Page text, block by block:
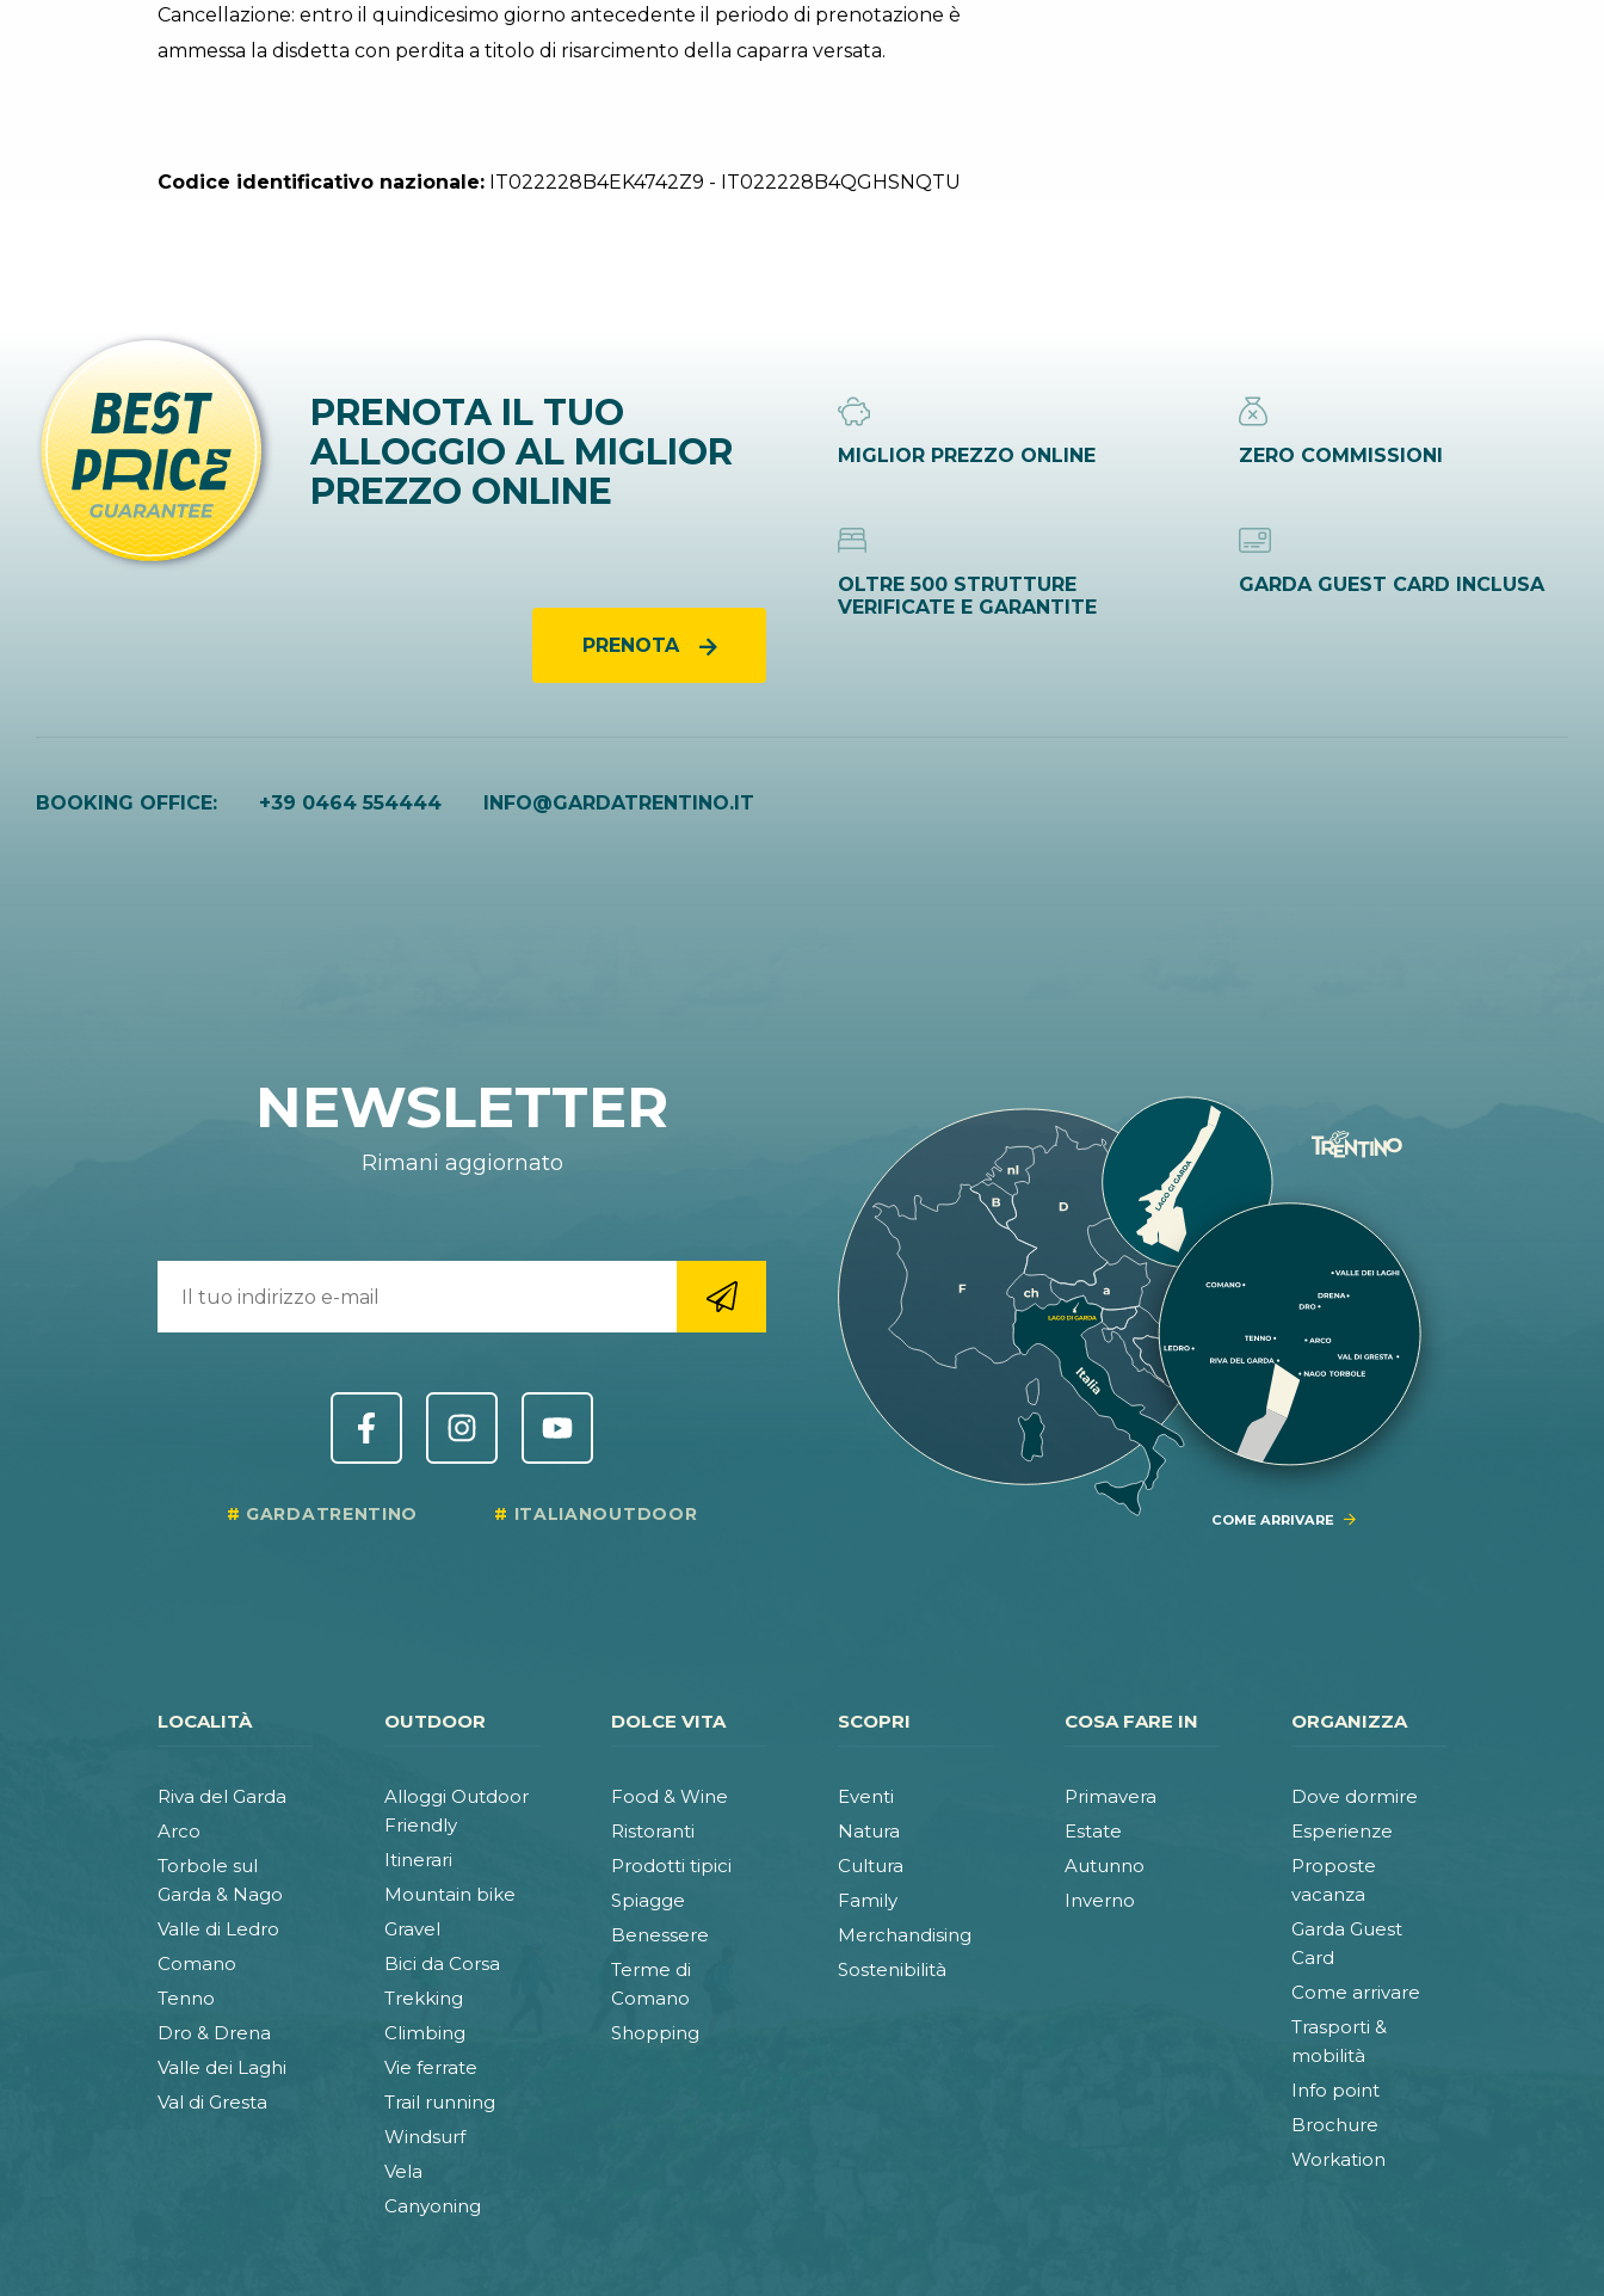
Cancellazione: entro il quindicesimo giorno antecedente il periodo di prenotazione è
ammessa la disdetta con perdita a titolo di risarcimento della caparra versata.
Codice identificativo nazionale: IT022228B4EK4742Z9 - IT022228B4QGHSNQTU
PRENOTA IL TUO
ALLOGGIO AL MIGLIOR
PREZZO ONLINE
PRENOTA
MIGLIOR PREZZO ONLINE ZERO COMMISSIONI
OLTRE 500 STRUTTURE
VERIFICATE E GARANTITE
GARDA GUEST CARD INCLUSA
BOOKING OFFICE: +39 0464 554444 INFO@GARDATRENTINO.IT
COME ARRIVARE
NEWSLETTER
Rimani aggiornato
GARDATRENTINO ITALIANOUTDOOR
LOCALITÀ
Riva del Garda
Arco
Torbole sul
Garda & Nago
Valle di Ledro
Comano
Tenno
Dro & Drena
Valle dei Laghi
Val di Gresta
OUTDOOR
Alloggi Outdoor
Friendly
Itinerari
Mountain bike
Gravel
Bici da Corsa
Trekking
Climbing
Vie ferrate
Trail running
Windsurf
Vela
Canyoning
DOLCE VITA
Food & Wine
Ristoranti
Prodotti tipici
Spiagge
Benessere
Terme di
Comano
Shopping
SCOPRI
Eventi
Natura
Cultura
Family
Merchandising
Sostenibilità
COSA FARE IN
Primavera
Estate
Autunno
Inverno
ORGANIZZA
Dove dormire
Esperienze
Proposte
vacanza
Garda Guest
Card
Come arrivare
Trasporti &
mobilità
Info point
Brochure
Workation